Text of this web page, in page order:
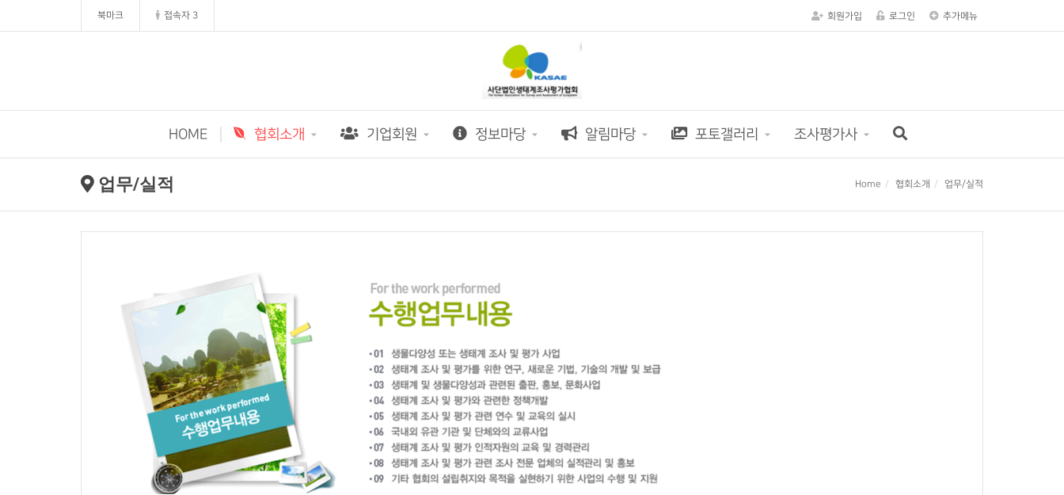
북마크 접속자 3 회원가입 로그인 추가메뉴
HOME 협회소개 기업회원 정보마당 알림마당 포토갤러리 조사평가사
업무/실적 Home 협회소개 업무/실적